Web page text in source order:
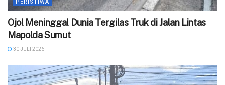
PERISTIWA
Ojol Meninggal Dunia Tergilas Truk di Jalan Lintas
Mapolda Sumut
30 JULI 2026